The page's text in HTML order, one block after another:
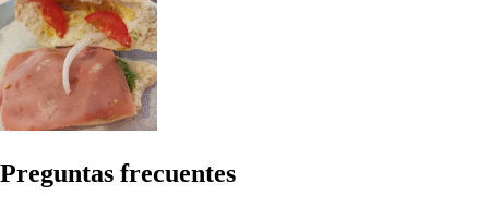
Preguntas frecuentes